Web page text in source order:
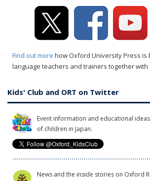
Find out more how Oxford University Press is
language teachers and trainers together with
Kids' Club and ORT on Twitter
Event information and educational
of children in Japan.
News and the inside stories on Oxford